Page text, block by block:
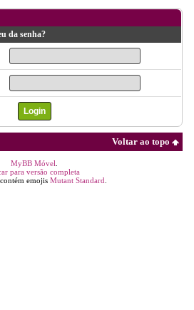
da senha?
Voltar ao topo
MyBB Móvel
para versão completa
emojis Mutant Standard